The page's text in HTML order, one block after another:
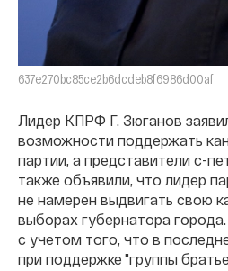
637e270bc85ce2b6dcdeb8f6986d00af
Лидер КПРФ Г. Зюганов
возможности поддержать
партии, а представители с-
также объявили, что лидер
не намерен выдвигать свою
выборах губернатора
с учетом того, что в
при поддержке "группы